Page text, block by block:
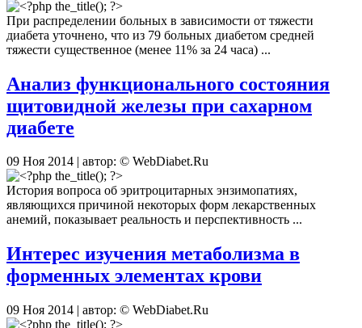
При распределении больных в зависимости от тяжести
диабета уточнено, что из 79 больных диабетом средней
тяжести существенное (менее 11% за 24 часа) ...
Анализ функционального состояния
щитовидной железы при сахарном
диабете
09 Ноя 2014 | автор: © WebDiabet.Ru
История вопроса об эритроцитарных энзимопатиях,
являющихся причиной некоторых форм лекарственных
анемий, показывает реальность и перспективность ...
Интерес изучения метаболизма в
форменных элементах крови
09 Ноя 2014 | автор: © WebDiabet.Ru